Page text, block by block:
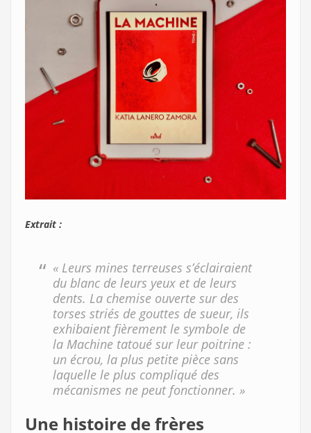
Extrait :
« Leurs mines terreuses s’éclairaient
du blanc de leurs yeux et de leurs
dents. La chemise ouverte sur des
torses striés de gouttes de sueur, ils
exhibaient fièrement le symbole de
la Machine tatoué sur leur poitrine :
un écrou, la plus petite pièce sans
laquelle le plus compliqué des
mécanismes ne peut fonctionner. »
Une histoire de frères